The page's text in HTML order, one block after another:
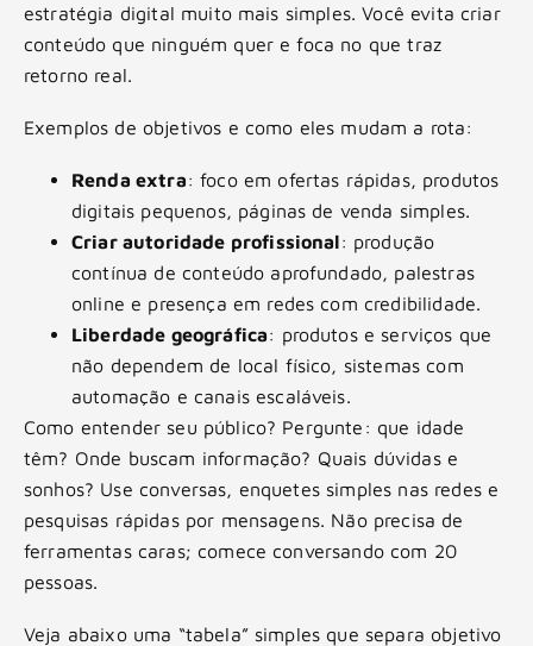
estratégia digital muito mais simples. Você evita criar
conteúdo que ninguém quer e foca no que traz
retorno real.
Exemplos de objetivos e como eles mudam a rota:
Renda extra: foco em ofertas rápidas, produtos
digitais pequenos, páginas de venda simples.
Criar autoridade profissional: produção
contínua de conteúdo aprofundado, palestras
online e presença em redes com credibilidade.
Liberdade geográfica: produtos e serviços que
não dependem de local físico, sistemas com
automação e canais escaláveis.
Como entender seu público? Pergunte: que idade
têm? Onde buscam informação? Quais dúvidas e
sonhos? Use conversas, enquetes simples nas redes e
pesquisas rápidas por mensagens. Não precisa de
ferramentas caras; comece conversando com 20
pessoas.
Veja abaixo uma “tabela” simples que separa objetivo